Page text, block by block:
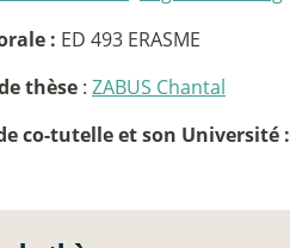
: ED 493 ERASME
thèse : ZABUS Chantal
co-tutelle et son Université :